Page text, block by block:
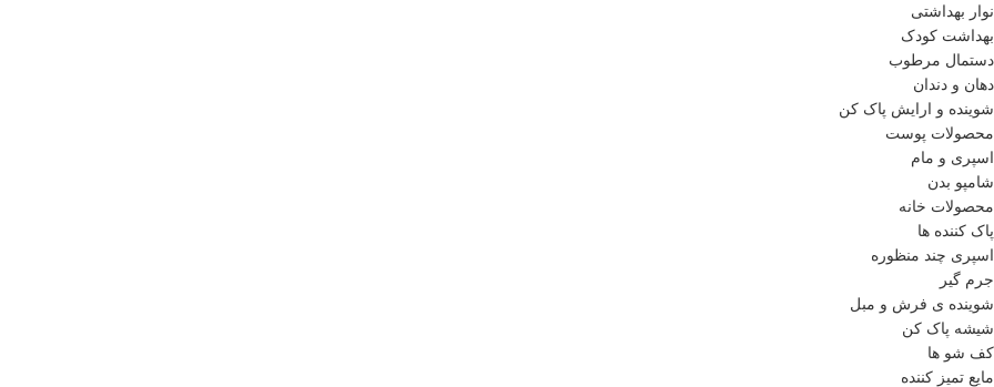
نوار بهداشتی
بهداشت کودک
دستمال مرطوب
دهان و دندان
شوینده و ارایش پاک کن
محصولات پوست
اسپری و مام
شامپو بدن
محصولات خانه
پاک کننده ها
اسپری چند منظوره
جرم گیر
شوینده ی فرش و مبل
شیشه پاک کن
کف شو ها
مایع تمیز کننده